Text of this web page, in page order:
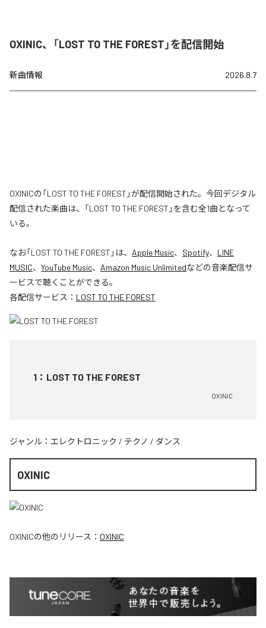
OXINIC、「LOST TO THE FOREST」を配信開始
新曲情報 2026.8.7
OXINICの「LOST TO THE FOREST」が配信開始された。今回デジタル
配信された楽曲は、「LOST TO THE FOREST」を含む全1曲となって
いる。
なお「LOST TO THE FOREST 」は、 Apple Music、 Spotify、 LINE
MUSIC、 YouTube Music、 Amazon Music Unlimitedなどの音楽配信サ
ービスで聴くことができる。
各配信サービス： LOST TO THE FOREST
1 ： LOST TO THE FOREST
OXINIC
ジャンル： エレクトロニック / テクノ / ダンス
OXINIC
OXINICの他のリリース： OXINIC